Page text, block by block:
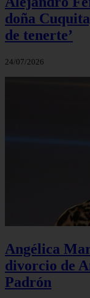
doña
de tenerte’
24/07/2026
Angélica
divorcio de
Padrón